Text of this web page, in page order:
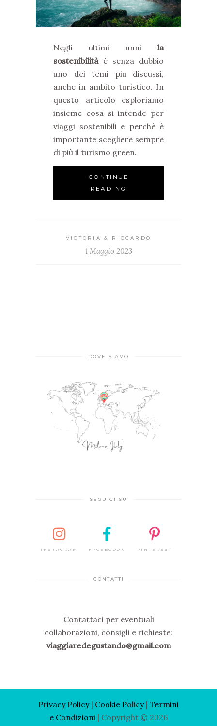
Negli ultimi anni la
sostenibilitàè senza dubbio
uno dei temi più discussi,
anche in ambito turistico. In
questo articolo esploriamo
insieme cosa si intende per
viaggi sostenibili e perchè è
importante scegliere sempre
di più il turismo green.
CONTINUE
READING
VICTORIA & RICCARDO
1 Maggio 2023
DOVE SIAMO
SEGUICI SU
INSTAGRAM FACEBOOOK PINTEREST
CONTATTI
Contattaci per eventuali
collaborazioni, consigli e richieste:
viaggiaredegustando@gmail.com
Privacy Policy| Cookie Policy| Termini
e Condizioni | Copyright © 2026